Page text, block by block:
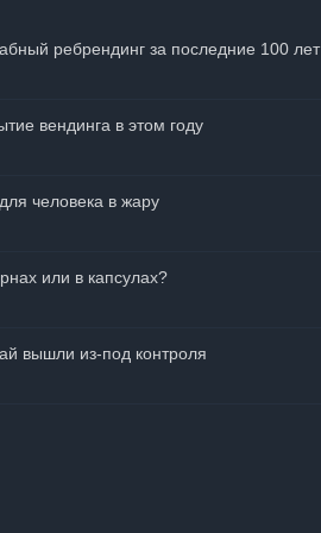
ребрендинг за последние 100 лет
вендинга в этом году
человека в жару
или в капсулах?
вышли из-под контроля